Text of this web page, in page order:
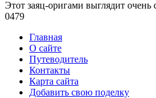
Этот заяц-оригами выглядит очень
0479
Главная
О сайте
Путеводитель
Контакты
Карта сайта
Добавить свою поделку